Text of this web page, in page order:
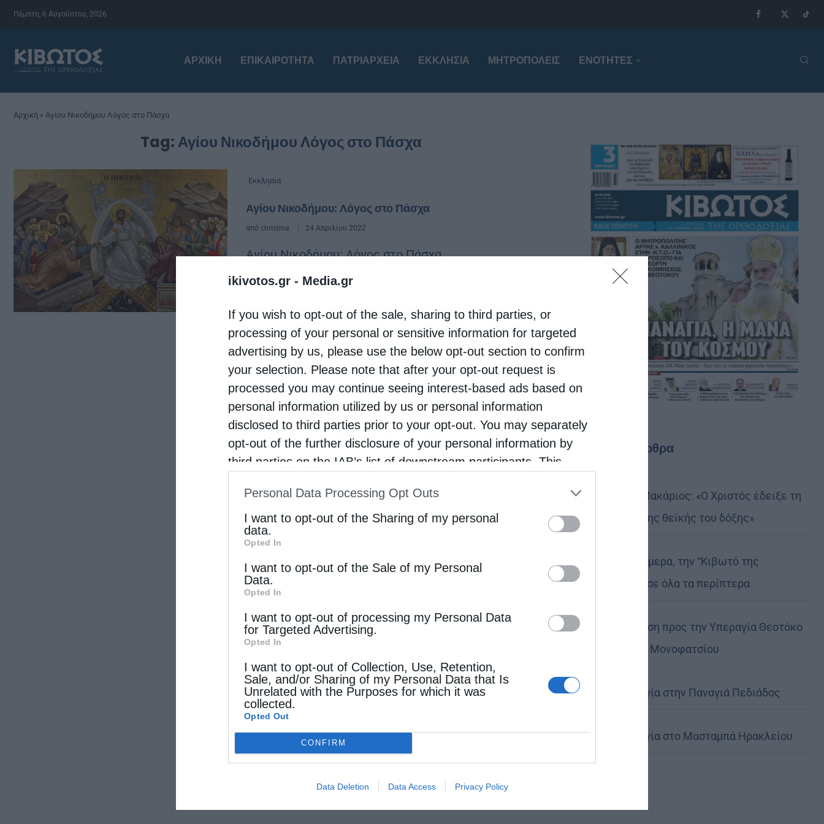
ikivotos.gr - Media.gr
If you wish to opt-out of the sale, sharing to third parties, or
processing of your personal or sensitive information for targeted
advertising by us, please use the below opt-out section to confirm
your selection. Please note that after your opt-out request is
processed you may continue seeing interest-based ads based on
personal information utilized by us or personal information
disclosed to third parties prior to your opt-out. You may separately
opt-out of the further disclosure of your personal information by
third parties on the IAB’s list of downstream participants. This
IAB’s List of Downstream Participantsthat may further disclose it to
other third parties.
Personal Data Processing Opt Outs
I want to opt-out of the Sharing of my personal
data.
Opted In
I want to opt-out of the Sale of my Personal
Data.
Opted In
I want to opt-out of processing my Personal Data
for Targeted Advertising.
Opted In
I want to opt-out of Collection, Use, Retention,
Sale, and/or Sharing of my Personal Data that Is
Unrelated with the Purposes for which it was
collected.
Opted Out
CONFIRM
Data Deletion Data Access Privacy Policy
Πέμπτη, 6 Αυγούστου, 2026
ΑΡΧΙΚΉ ΕΠΙΚΑΙΡΌΤΗΤΑ ΠΑΤΡΙΑΡΧΕΊΑ ΕΚΚΛΗΣΊΑ ΜΗΤΡΟΠΌΛΕΙΣ ΕΝΟΤΗΤΕΣ
Αρχική » Αγίου Νικοδήμου Λόγος στο Πάσχα
Tag: Αγίου Νικοδήμου Λόγος στο Πάσχα
Εκκλησία
Αγίου Νικοδήμου: Λόγος στο Πάσχα
από christina 24 Απριλίου 2022
Αγίου Νικοδήμου: Λόγος στο Πάσχα
Τελευταία άρθρα
Αυστραλίας Μακάριος: «Ο Χριστός έδειξε τη
λαμπρότητα της θεϊκής του δόξης»
Μη χάσετε σήμερα, την “Κιβωτό της
Ορθοδοξίας”, σε όλα τα περίπτερα
Ιερά Παράκληση προς την Υπεραγία Θεοτόκο
στα Φαβριανά Μονοφατσίου
Θεία Λειτουργία στην Παναγιά Πεδιάδος
Θεία Λειτουργία στο Μασταμπά Ηρακλείου